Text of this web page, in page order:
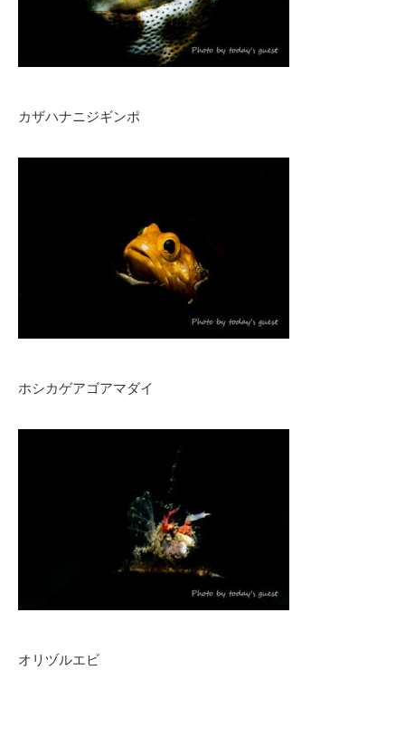
カザハナニジギンポ
ホシカゲアゴアマダイ
オリヅルエビ